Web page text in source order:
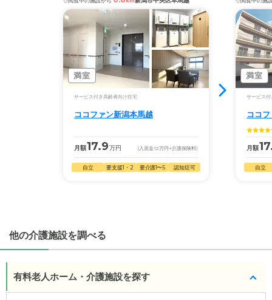
◎ケアスル 介護の3つの特徴
・経験豊富な入居相談員が完全無料で施設探しをサ
入居相談：0120-579-721 （無料）
受付時間：10：00～19：00
・全国10000件の介護施設情報を掲載
ことができます。
・こだわりの条件や医療体制から施設を探せる
ケアスル 介護では詳細な料金プランをご確認頂けま
す。詳しくはこちら。
◎ケアスル 介護の3つの特徴
・経験豊富な入居相談員が完全無料で施設探しをサ
受付時間：10：00～19：00
・全国10000件の介護施設情報を掲載
幅広い選択肢の中から、条件にあった施設を選ぶ
ことができます。
医療・看護体制から施設を探すこともできます。
満室
サービス付き高齢者向け住宅
ココファン新潟本馬越
月額17.9万円 (入居金12万円 +介護保険料)
自立 要支援1・2 要介護1〜5 認知症可
満室
サービス付
ココ
月額
自立
他の介護施設を調べる
有料老人ホーム・介護施設を探す